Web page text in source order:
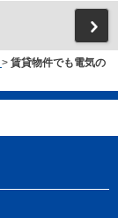
> 賃貸物件でも電気の